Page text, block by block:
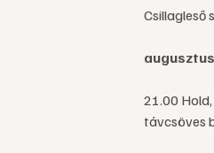
Csillagleső
21.00
távcsöves